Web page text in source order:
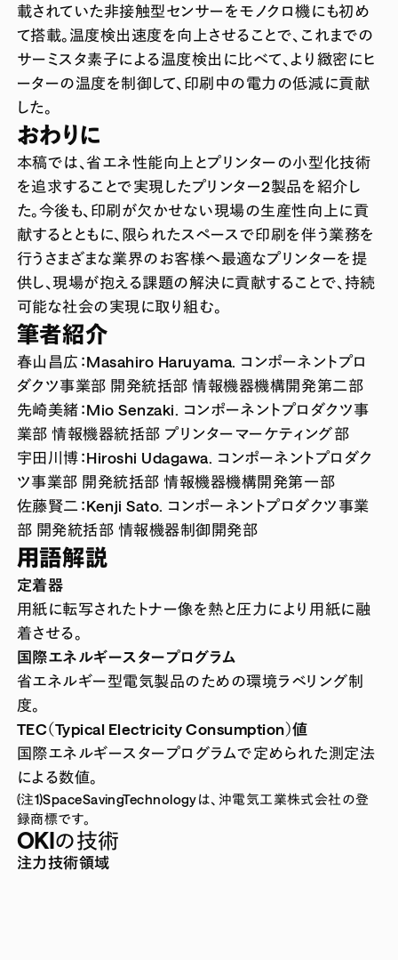
載されていた非接触型センサーをモノクロ機にも初め
て搭載。温度検出速度を向上させることで、これまでの
サーミスタ素子による温度検出に比べて、より緻密にヒ
ーターの温度を制御して、印刷中の電力の低減に貢献
した。
おわりに
本稿では、省エネ性能向上とプリンターの小型化技術
を追求することで実現したプリンター2製品を紹介し
た。今後も、印刷が欠かせない現場の生産性向上に貢
献するとともに、限られたスペースで印刷を伴う業務を
行うさまざまな業界のお客様へ最適なプリンターを提
供し、現場が抱える課題の解決に貢献することで、持続
可能な社会の実現に取り組む。
筆者紹介
春山昌広：Masahiro Haruyama. コンポーネントプロ
ダクツ事業部 開発統括部 情報機器機構開発第二部
先崎美緒：Mio Senzaki. コンポーネントプロダクツ事
業部 情報機器統括部 プリンターマーケティング部
宇田川博：Hiroshi Udagawa. コンポーネントプロダク
ツ事業部 開発統括部 情報機器機構開発第一部
佐藤賢二：Kenji Sato. コンポーネントプロダクツ事業
部 開発統括部 情報機器制御開発部
用語解説
定着器
用紙に転写されたトナー像を熱と圧力により用紙に融
着させる。
国際エネルギースタープログラム
省エネルギー型電気製品のための環境ラベリング制
度。
TEC（Typical Electricity Consumption）値
国際エネルギースタープログラムで定められた測定法
による数値。
(注1)SpaceSavingTechnologyは、沖電気工業株式会社の登
録商標です。
OKIの技術
注力技術領域